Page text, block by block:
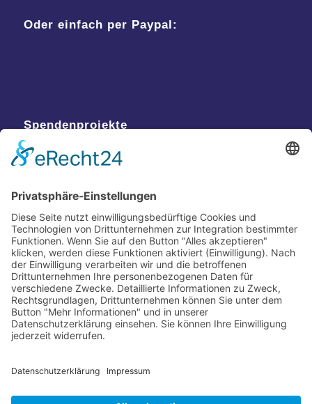
Oder einfach per Paypal:
Spendenprojekte
Kontakt
Postanschrift
Traumkatzen e.V.